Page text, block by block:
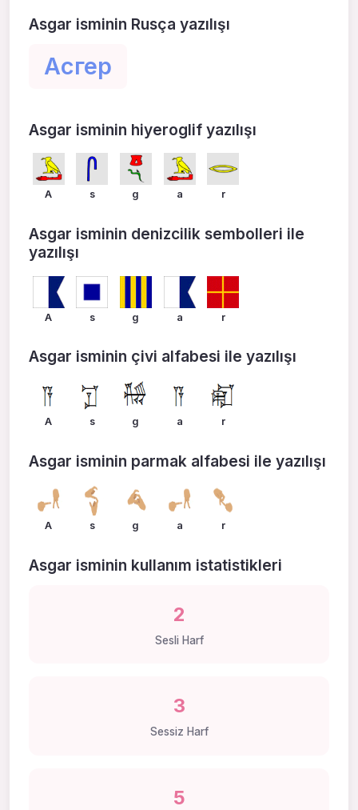
Asgar isminin Rusça yazılışı
Асгер
Asgar isminin hiyeroglif yazılışı
A s g a r
Asgar isminin denizcilik sembolleri ile
yazılışı
A s g a r
Asgar isminin çivi alfabesi ile yazılışı
A s g a r
Asgar isminin parmak alfabesi ile yazılışı
A s g a r
Asgar isminin kullanım istatistikleri
2
Sesli Harf
3
Sessiz Harf
5